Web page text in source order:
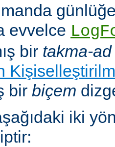
evvelce
bir takma-ad
bir biçem
iki